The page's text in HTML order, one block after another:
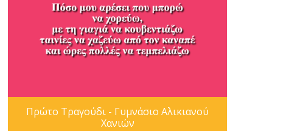
Πρώτο Τραγούδι - Γυμνάσιο Αλικιανού
Χανιών